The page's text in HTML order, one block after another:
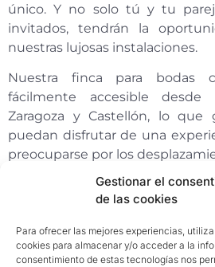
Gestionar el
de las cookies
Para ofrecer las mejores experiencias,
cookies para almacenar y/o acceder a la
consentimiento de estas tecnologías nos
único. Y no solo tú y tu
invitados, tendrán la
nuestras lujosas instalaciones.
Nuestra finca para bodas
fácilmente accesible desde
Zaragoza y Castellón, lo que
puedan disfrutar de una
preocuparse por los
Bienestar y
de relax
Sabemos que una boda no